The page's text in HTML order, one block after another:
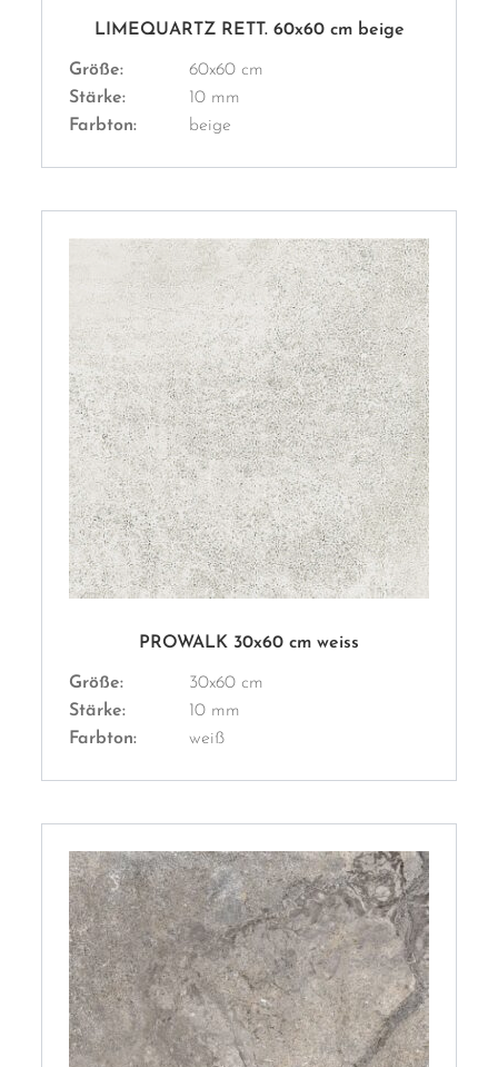
LIMEQUARTZ RETT. 60x60 cm beige
Größe:
60x60 cm
Stärke:
10 mm
Farbton:
beige
PROWALK 30x60 cm weiss
Größe:
30x60 cm
Stärke:
10 mm
Farbton:
weiß